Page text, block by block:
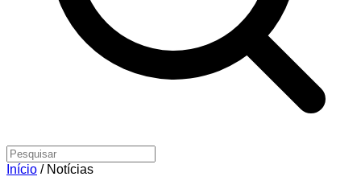
Início / Notícias